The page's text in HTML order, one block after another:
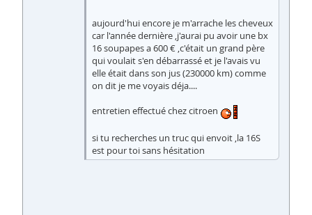
aujourd'hui encore je m'arrache les cheveux
car l'année dernière ,j'aurai pu avoir une bx
16 soupapes a 600 € ,c'était un grand père
qui voulait s'en débarrassé et je l'avais vu
elle était dans son jus (230000 km) comme
on dit je me voyais déja....
entretien effectué chez citroen
si tu recherches un truc qui envoit ,la 16S
est pour toi sans hésitation